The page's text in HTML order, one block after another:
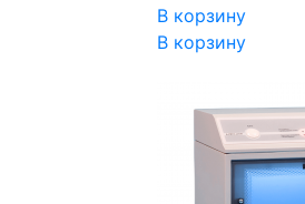
В корзину
В корзину